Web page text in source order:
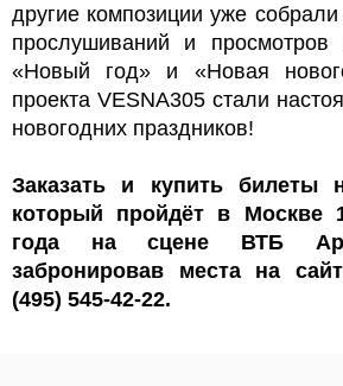
другие композиции уже
прослушиваний и
«Новый год» и «Новая
проекта VESNA305 стали
новогодних праздников!
Заказать и купить билеты
который пройдёт в Москве
года на сцене ВТБ
забронировав места на
(495) 545-42-22.